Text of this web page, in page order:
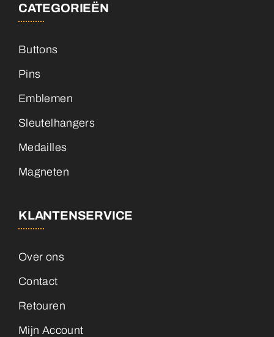
CATEGORIEËN
Buttons
Pins
Emblemen
Sleutelhangers
Medailles
Magneten
KLANTENSERVICE
Over ons
Contact
Retouren
Mijn Account